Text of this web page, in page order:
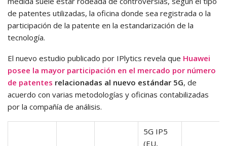
de patentes utilizadas, la oficina donde sea registrada o la
participación de la patente en la estandarización de la
tecnología.
El nuevo estudio publicado por IPlytics revela que Huawei
posee la mayor participación en el mercado por número
de patentes relacionadas al nuevo estándar 5G, de
acuerdo con varias metodologías y oficinas contabilizadas
por la compañía de análisis.
5G IP5
(EU,